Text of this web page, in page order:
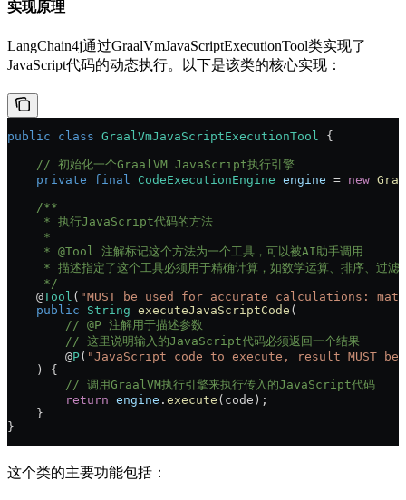
实现原理
LangChain4j通过GraalVmJavaScriptExecutionTool类实现了
JavaScript代码的动态执行。以下是该类的核心实现：
public class GraalVmJavaScriptExecutionTool {
    // 初始化一个GraalVM JavaScript执行引擎
    private
final CodeExecutionEngine engine = new
    /**
     * 执行JavaScript代码的方法
     *
     * @Tool 注解标记这个方法为一个工具，可以被AI助手调用
* 描述指定了这个工具必须用于精确计算，如数学运算、排序、过滤
     */
    @
Tool ( "MUST be used for accurate calculations:
    public
String executeJavaScriptCode (
        // @P 注解用于描述参数
        // 这里说明输入的JavaScript代码必须返回一个结果
        @
P( "JavaScript code to execute, result MUST
    ) {
        // 调用GraalVM执行引擎来执行传入的JavaScript代码
        return
engine . execute (code);
    }
}
这个类的主要功能包括：